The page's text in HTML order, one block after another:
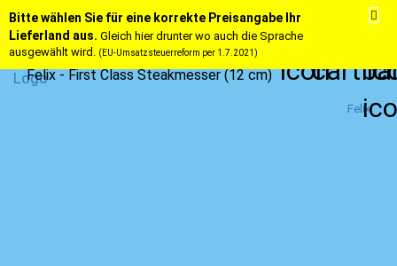
Bitte wählen Sie für eine korrekte Preisangabe Ihr
Lieferland aus. Gleich hier drunter wo auch die Sprache
ausgewählt wird. (EU-Umsatzsteuerreform per 1.7.2021)
Felix - First Class Steakmesser (12 cm)
Felix